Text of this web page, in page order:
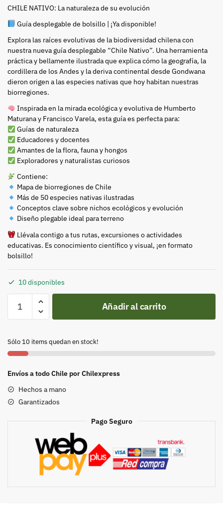
CHILE NATIVO: La naturaleza de su evolución
Guía desplegable de bolsillo | ¡Ya disponible!
Explora las raíces evolutivas de la biodiversidad chilena con
nuestra nueva guía desplegable “Chile Nativo”. Una herramienta
práctica y bellamente ilustrada que explica cómo la geografía, la
cordillera de los Andes y la deriva continental desde Gondwana
dieron origen a las especies nativas que hoy habitan nuestras
biorregiones.
Inspirada en la mirada ecológica y evolutiva de Humberto
Maturana y Francisco Varela, esta guía es perfecta para:
Guías de naturaleza
Educadores y docentes
Amantes de la flora, fauna y hongos
Exploradores y naturalistas curiosos
Contiene:
Mapa de biorregiones de Chile
Más de 50 especies nativas ilustradas
Conceptos clave sobre nichos ecológicos y evolución
Diseño plegable ideal para terreno
Llévala contigo a tus rutas, excursiones o actividades
educativas. Es conocimiento científico y visual, ¡en formato
bolsillo!
10 disponibles
Nativo:
de
su
evolución
Añadir al carrito
Sólo 10 items quedan en stock!
Envíos a todo Chile por Chilexpress
Hechos a mano
Garantizados
Pago Seguro